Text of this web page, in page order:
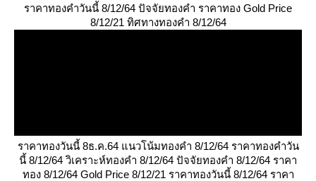
ราคาทองคำวันนี้ 8/12/64 ปัจจัยทองคำ ราคาทอง Gold Price
8/12/21 ทิศทางทองคำ 8/12/64
ราคาทองวันนี้ 8ธ.ค.64 แนวโน้มทองคำ 8/12/64 ราคาทองคำวัน
นี้ 8/12/64 วิเคราะห์ทองคำ 8/12/64 ปัจจัยทองคำ 8/12/64 ราคา
ทอง 8/12/64 Gold Price 8/12/21 ราคาทองวันนี้ 8/12/64 ราคา